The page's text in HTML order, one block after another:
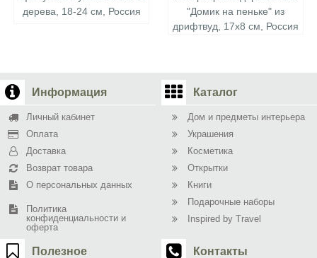
дерева, 18-24 см, Россия
"Домик на пеньке" из
дрифтвуд, 17х8 см, Россия
Информация
Личный кабинет
Оплата
Доставка
Возврат товара
О персональных данных
Политика
конфиденциальности и
оферта
Каталог
Дом и предметы интерьера
Украшения
Косметика
Открытки
Книги
Подарочные наборы
Inspired by Travel
Полезное Контакты